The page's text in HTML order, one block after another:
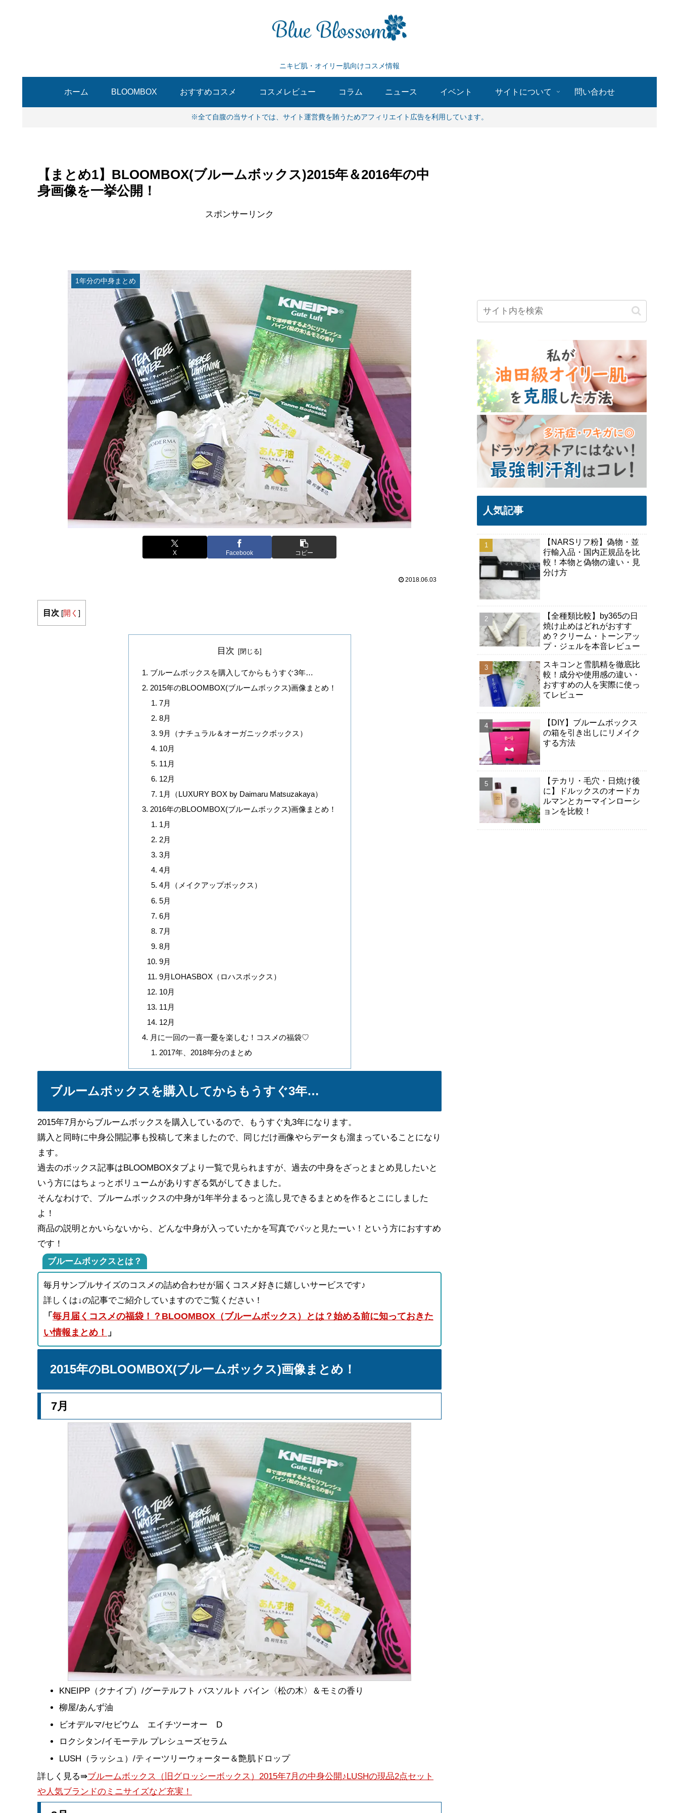
ニキビ肌・オイリー肌向けコスメ情報
ホーム BLOOMBOX おすすめコスメ コスメレビュー コラム ニュース イベント サイトについて 問い合わせ
※全て自腹の当サイトでは、サイト運営費を賄うためアフィリエイト広告を利用しています。
【まとめ1】BLOOMBOX(ブルームボックス)2015年＆2016年の中
身画像を一挙公開！
スポンサーリンク
1年分の中身まとめ
X Facebook コピー
2018.06.03
目次 [開く ]
目次
ブルームボックスを購入してからもうすぐ3年…
2015年のBLOOMBOX(ブルームボックス)画像まとめ！
7月
8月
9月（ナチュラル＆オーガニックボックス）
10月
11月
12月
1月（LUXURY BOX by Daimaru Matsuzakaya）
2016年のBLOOMBOX(ブルームボックス)画像まとめ！
1月
2月
3月
4月
4月（メイクアップボックス）
5月
6月
7月
8月
9月
9月LOHASBOX（ロハスボックス）
10月
11月
12月
月に一回の一喜一憂を楽しむ！コスメの福袋♡
2017年、2018年分のまとめ
ブルームボックスを購入してからもうすぐ3年…
2015年7月からブルームボックスを購入しているので、もうすぐ丸3年になります。
購入と同時に中身公開記事も投稿して来ましたので、同じだけ画像やらデータも溜まっていることになり
ます。
過去のボックス記事はBLOOMBOXタブより一覧で見られますが、過去の中身をざっとまとめ見したいと
いう方にはちょっとボリュームがありすぎる気がしてきました。
そんなわけで、ブルームボックスの中身が1年半分まるっと流し見できるまとめを作るとこにしました
よ！
商品の説明とかいらないから、どんな中身が入っていたかを写真でパッと見たーい！という方におすすめ
です！
ブルームボックスとは？
毎月サンプルサイズのコスメの詰め合わせが届くコスメ好きに嬉しいサービスです♪
詳しくは↓の記事でご紹介していますのでご覧ください！
「 毎月届くコスメの福袋！？BLOOMBOX（ブルームボックス）とは？始める前に知っておきた
い情報まとめ！
」
2015年のBLOOMBOX(ブルームボックス)画像まとめ！
7月
KNEIPP（クナイプ）/グーテルフト バスソルト パイン〈松の木〉＆モミの香り
柳屋/あんず油
ビオデルマ/セビウム エイチツーオー D
ロクシタン/イモーテル プレシューズセラム
LUSH（ラッシュ）/ティーツリーウォーター＆艶肌ドロップ
詳しく見る⇛ブルームボックス（旧グロッシーボックス）2015年7月の中身公開♪LUSHの現品2点セット
や人気ブランドのミニサイズなど充実！
人気記事
【NARSリフ粉】偽物・並
行輸入品・国内正規品を比
較！本物と偽物の違い・見
分け方
【全種類比較】by365の日
焼け止めはどれがおすす
め？クリーム・トーンアッ
プ・ジェルを本音レビュー
スキコンと雪肌精を徹底比
較！成分や使用感の違い・
おすすめの人を実際に使っ
てレビュー
【DIY】ブルームボックス
の箱を引き出しにリメイク
する方法
【テカリ・毛穴・日焼け後
に】ドルックスのオードカ
ルマンとカーマインローシ
ョンを比較！